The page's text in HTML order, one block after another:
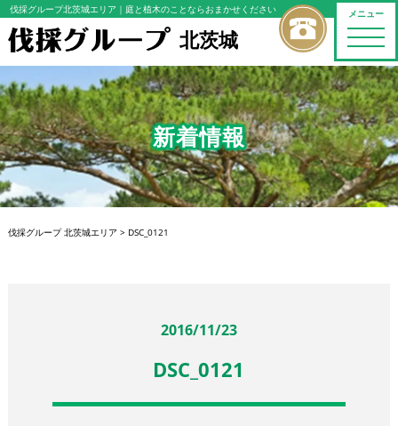
メニュー
toggle
伐採グループ北茨城エリア ｜庭と植木のことならおまかせください
北茨城
新着情報
伐採グループ 北茨城エリア > DSC_0121
2016/11/23
DSC_0121